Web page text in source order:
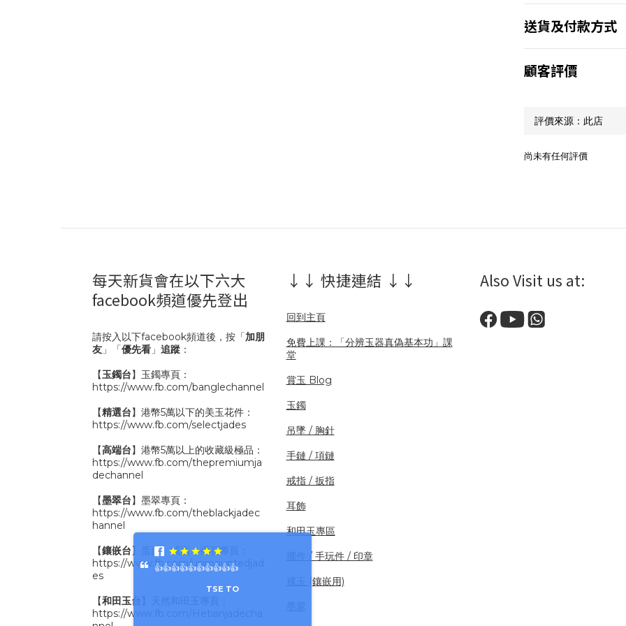
送貨及付款方式
顧客評價
尚未有任何評價
每天新貨會在以下六大
facebook頻道優先登出
請按入以下facebook頻道後，按「加朋
友 」「優先看 」 追蹤 ：
【玉鐲台】玉鐲專頁：
https://www.fb.com/banglechannel
【精選台】港幣5萬以下的美玉花件：
https://www.fb.com/selectjades
【高端台】港幣5萬以上的收藏級極品：
https://www.fb.com/thepremiumja
dechannel
【墨翠台】墨翠專頁：
https://www.fb.com/theblackjadec
hannel
【鑲嵌台】蛋面、戒面、裸石專頁：
https://www.fb.com/unmountedjad
es
【和田玉台
https://www.fb.com/Hetianjadecha
↓↓ 快捷連結 ↓↓
回到主頁
免費上課：「分辨玉器真偽基本功」課
堂
賞玉 Blog
玉鐲
吊墜 / 胸針
手鏈 / 項鏈
戒指 / 扳指
耳飾
和田玉專區
擺件 / 手玩件 / 印章
裸玉 (鑲嵌用)
Also Visit us at:
👍👍👍👍👍👍👍👍👍👍
TSE TO